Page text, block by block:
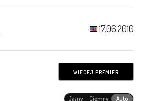
17.06.2010
WIĘCEJ PREMIER
Jasny Ciemny Auto